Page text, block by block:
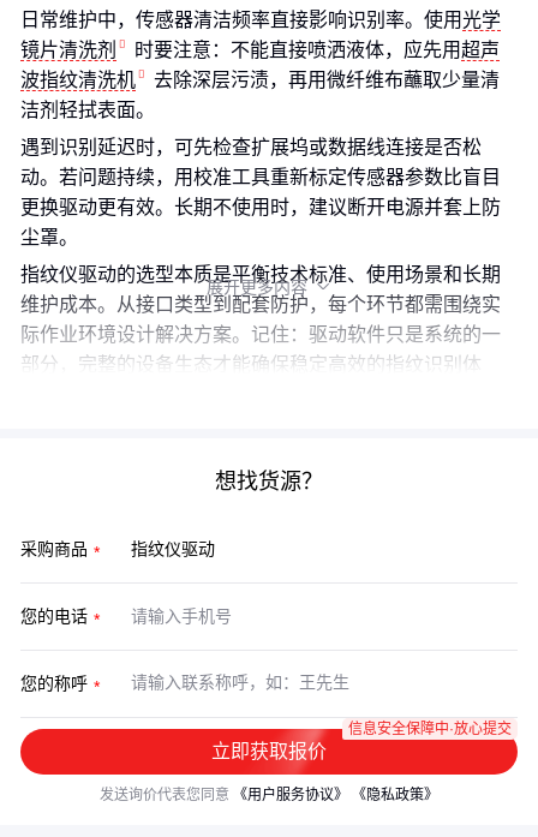
日常维护中，传感器清洁频率直接影响识别率。使用光学
镜片清洗剂
时要注意：不能直接喷洒液体，应先用超声
波指纹清洗机
去除深层污渍，再用微纤维布蘸取少量清
洁剂轻拭表面。
遇到识别延迟时，可先检查扩展坞或数据线连接是否松
动。若问题持续，用校准工具重新标定传感器参数比盲目
更换驱动更有效。长期不使用时，建议断开电源并套上防
尘罩。
指纹仪驱动的选型本质是平衡技术标准、使用场景和长期
维护成本。从接口类型到配套防护，每个环节都需围绕实
际作业环境设计解决方案。记住：驱动软件只是系统的一
部分，完整的设备生态才能确保稳定高效的指纹识别体
展开更多内容 
想找货源？
采购商品
您的电话
您的称呼
立即获取报价
信息安全保障中·放心提交
发送询价代表您同意 《用户服务协议》 《隐私政策》